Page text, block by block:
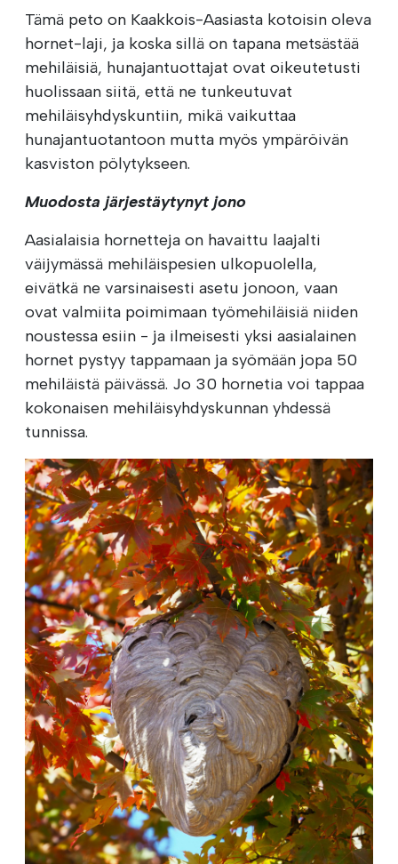
Tämä peto on Kaakkois-Aasiasta kotoisin oleva
hornet-laji, ja koska sillä on tapana metsästää
mehiläisiä, hunajantuottajat ovat oikeutetusti
huolissaan siitä, että ne tunkeutuvat
mehiläisyhdyskuntiin, mikä vaikuttaa
hunajantuotantoon mutta myös ympäröivän
kasviston pölytykseen.
Muodosta järjestäytynyt jono
Aasialaisia hornetteja on havaittu laajalti
väijymässä mehiläispesien ulkopuolella,
eivätkä ne varsinaisesti asetu jonoon, vaan
ovat valmiita poimimaan työmehiläisiä niiden
noustessa esiin - ja ilmeisesti yksi aasialainen
hornet pystyy tappamaan ja syömään jopa 50
mehiläistä päivässä. Jo 30 hornetia voi tappaa
kokonaisen mehiläisyhdyskunnan yhdessä
tunnissa.